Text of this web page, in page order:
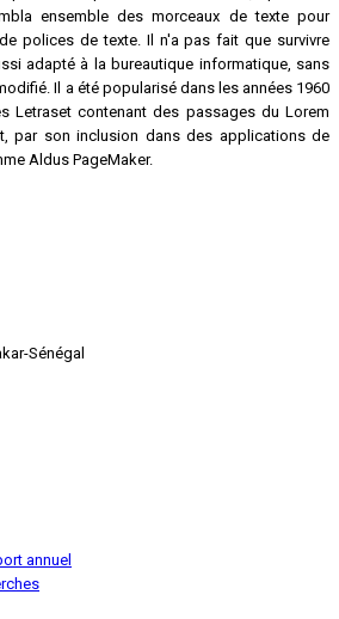
ensemble des morceaux de texte pour
polices de texte. Il n'a pas fait que survivre
adapté à la bureautique informatique, sans
Il a été popularisé dans les années 1960
Letraset contenant des passages du Lorem
par son inclusion dans des applications de
Aldus PageMaker.
Sénégal
annuel